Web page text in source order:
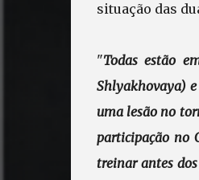
situação das
"Todas estão
Shlyakhovaya)
uma lesão no
participação no
treinar antes